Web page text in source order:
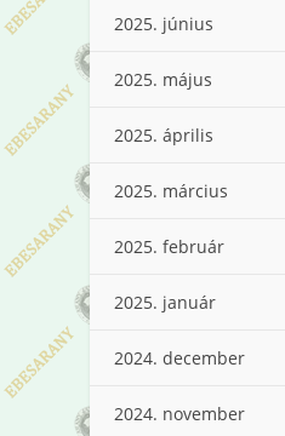
2025. június
2025. május
2025. április
2025. március
2025. február
2025. január
2024. december
2024. november